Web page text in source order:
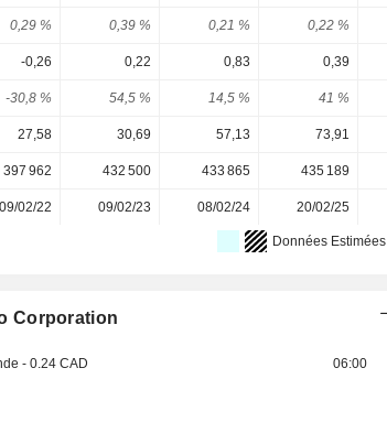
0,29 % 0,39 % 0,21 % 0,22 %
-0,26 0,22 0,83 0,39
-30,8 % 54,5 % 14,5 % 41 %
27,58 30,69 57,13 73,91
397 962 432 500 433 865 435 189
09/02/22 09/02/23 08/02/24 20/02/25
Données Estimées
Corporation
- 0.24 CAD 06:00